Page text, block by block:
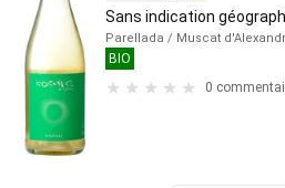
Sans indication
Parellada / Muscat
BIO
0